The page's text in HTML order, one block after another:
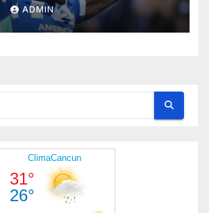
ADMIN